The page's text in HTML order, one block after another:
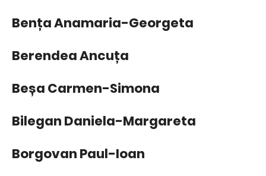
Bența Anamaria-Georgeta
Berendea Ancuța
Beșa Carmen-Simona
Bilegan Daniela-Margareta
Borgovan Paul-Ioan